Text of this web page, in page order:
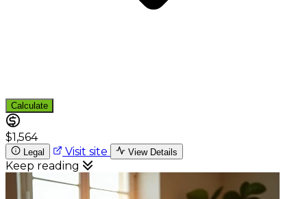
Calculate
$1,564
Legal Visit site View Details
Keep reading